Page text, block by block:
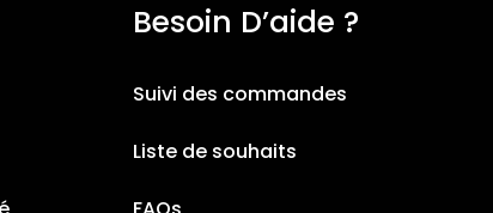
Besoin D’aide ?
Suivi des commandes
Liste de souhaits